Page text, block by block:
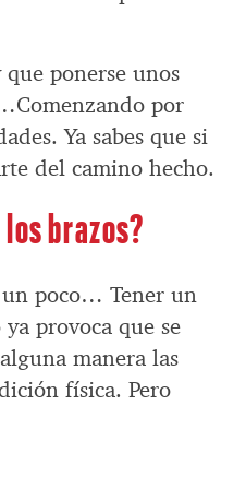
ponerse unos
por
Ya sabes que si
del camino hecho.
brazos?
un poco… Tener un
provoca que se
manera las
física. Pero